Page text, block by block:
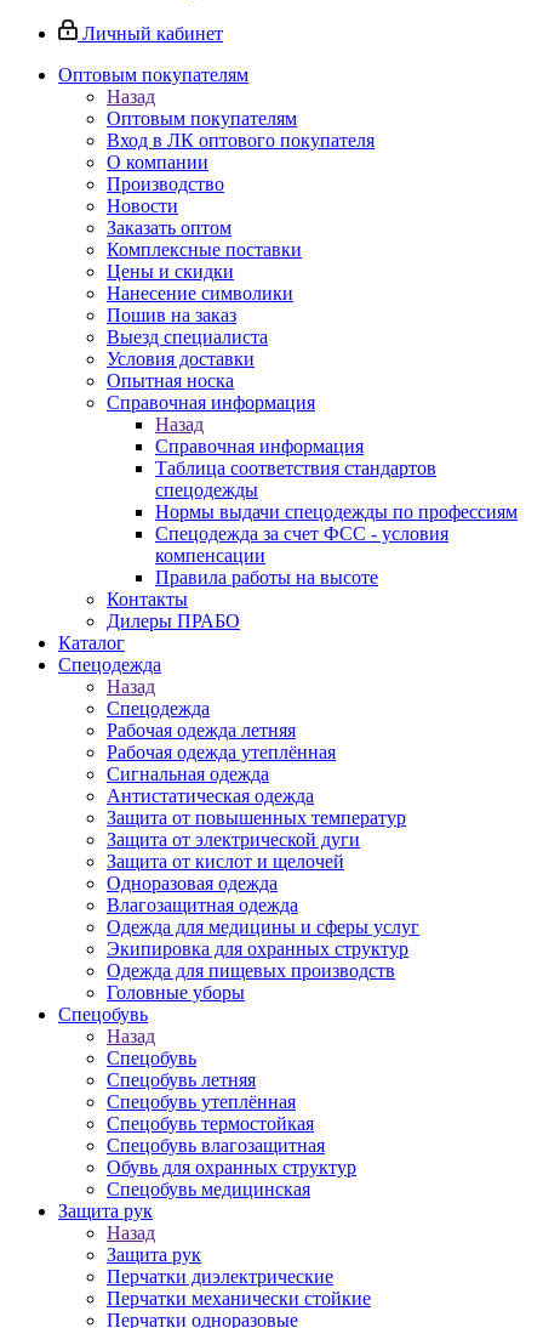
Личный кабинет
Оптовым покупателям
Назад
Оптовым покупателям
Вход в ЛК оптового покупателя
О компании
Производство
Новости
Заказать оптом
Комплексные поставки
Цены и скидки
Нанесение символики
Пошив на заказ
Выезд специалиста
Условия доставки
Опытная носка
Справочная информация
Назад
Справочная информация
Таблица соответствия стандартов
спецодежды
Нормы выдачи спецодежды по профессиям
Спецодежда за счет ФСС - условия
компенсации
Правила работы на высоте
Контакты
Дилеры ПРАБО
Каталог
Спецодежда
Назад
Спецодежда
Рабочая одежда летняя
Рабочая одежда утеплённая
Сигнальная одежда
Антистатическая одежда
Защита от повышенных температур
Защита от электрической дуги
Защита от кислот и щелочей
Одноразовая одежда
Влагозащитная одежда
Одежда для медицины и сферы услуг
Экипировка для охранных структур
Одежда для пищевых производств
Головные уборы
Спецобувь
Назад
Спецобувь
Спецобувь летняя
Спецобувь утеплённая
Спецобувь термостойкая
Спецобувь влагозащитная
Обувь для охранных структур
Спецобувь медицинская
Защита рук
Назад
Защита рук
Перчатки диэлектрические
Перчатки механически стойкие
Перчатки одноразовые